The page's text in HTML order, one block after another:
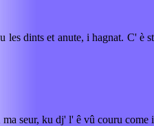
dints et anute, i hagnat. C'
seur, ku dj' l' ê vû couru come